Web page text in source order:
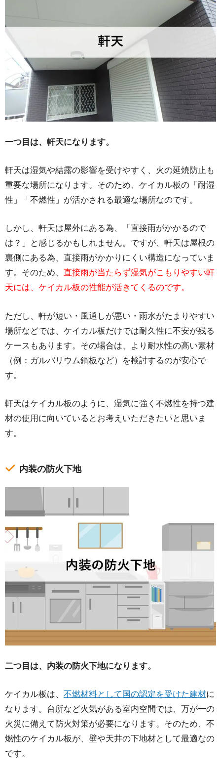
一つ目は、軒天になります。
軒天は湿気や結露の影響を受けやすく、火の延焼防止も
重要な場所になります。そのため、ケイカル板の「耐湿
性」「不燃性」が活かされる最適な場所なのです。
しかし、軒天は屋外にある為、「直接雨がかかるので
は？」と感じるかもしれません。ですが、軒天は屋根の
裏側にある為、直接雨がかかりにくい構造になっていま
す。そのため、 直接雨が当たらず湿気がこもりやすい軒
天には、ケイカル板の性能が活きてくるのです。
ただし、軒が短い・風通しが悪い・雨水がたまりやすい
場所などでは、ケイカル板だけでは耐久性に不安が残る
ケースもあります。その場合は、より耐水性の高い素材
（例：ガルバリウム鋼板など）を検討するのが安心で
す。
軒天はケイカル板のように、湿気に強く不燃性を持つ建
材の使用に向いているとお考えいただきたいと思いま
す。
内装の防火下地
二つ目は、内装の防火下地になります。
ケイカル板は、 不燃材料として国の認定を受けた建材に
なります。台所など火気がある室内空間では、万が一の
火災に備えて防火対策が必要になります。そのため、不
燃性のケイカル板が、壁や天井の下地材として最適なの
です。